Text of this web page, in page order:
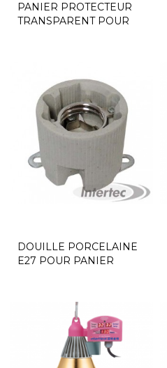
PANIER PROTECTEUR
TRANSPARENT POUR
DOUILLE PORCELAINE
E27 POUR PANIER